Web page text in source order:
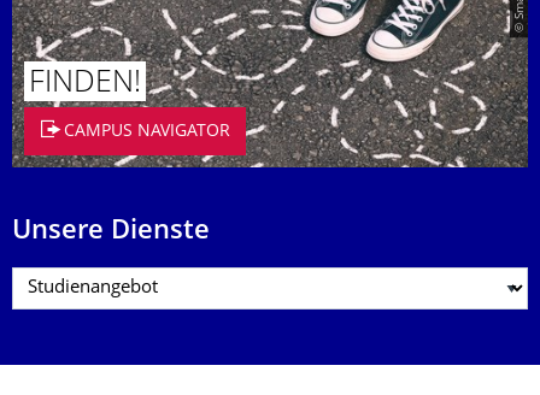
FINDEN!
CAMPUS NAVIGATOR
Unsere Dienste